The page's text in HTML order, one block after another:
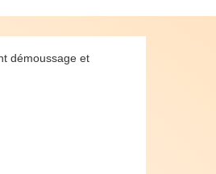
démoussage et